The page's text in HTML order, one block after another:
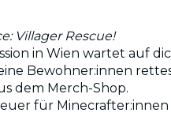
Villager Rescue!
in Wien wartet auf
Bewohner:innen
dem Merch-Shop.
für